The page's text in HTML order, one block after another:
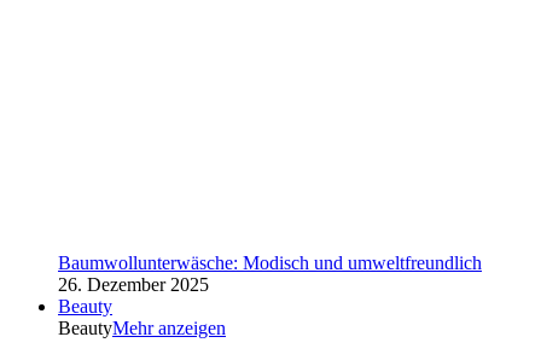
Baumwollunterwäsche: Modisch und umweltfreundlich
26. Dezember 2025
Beauty
BeautyMehr anzeigen